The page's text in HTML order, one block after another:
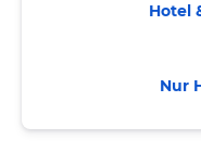
Hotel
Nur